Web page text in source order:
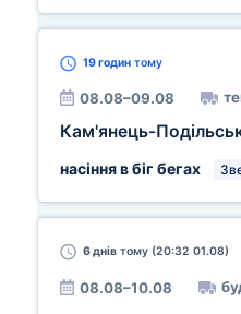
19 годин тому
08.08–09.08
Кам'янець-
насіння в біг бегах
6 днів тому (20:32 01.08)
08.08–10.08